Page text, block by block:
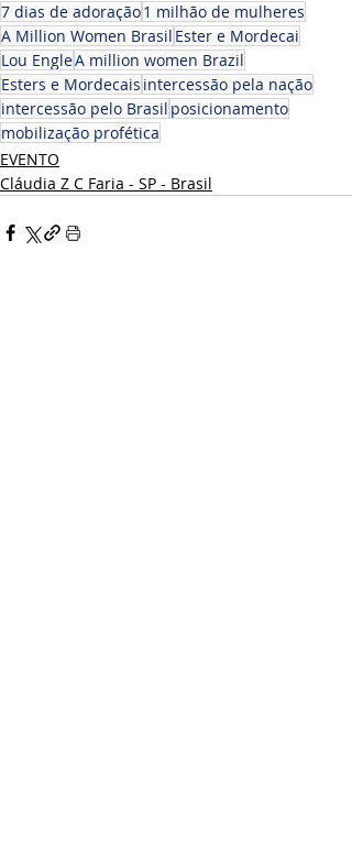
7 dias de adoração1 milhão de mulheres
A Million Women Brasil Ester e Mordecai
Lou EngleA million women Brazil
Esters e Mordecais intercessão pela nação
intercessão pelo Brasil posicionamento
mobilização profética
EVENTO
Cláudia Z C Faria - SP - Brasil